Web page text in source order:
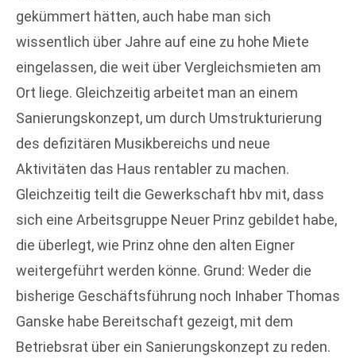
gekümmert hätten, auch habe man sich
wissentlich über Jahre auf eine zu hohe Miete
eingelassen, die weit über Vergleichsmieten am
Ort liege. Gleichzeitig arbeitet man an einem
Sanierungskonzept, um durch Umstrukturierung
des defizitären Musikbereichs und neue
Aktivitäten das Haus rentabler zu machen.
Gleichzeitig teilt die Gewerkschaft hbv mit, dass
sich eine Arbeitsgruppe Neuer Prinz gebildet habe,
die überlegt, wie Prinz ohne den alten Eigner
weitergeführt werden könne. Grund: Weder die
bisherige Geschäftsführung noch Inhaber Thomas
Ganske habe Bereitschaft gezeigt, mit dem
Betriebsrat über ein Sanierungskonzept zu reden.